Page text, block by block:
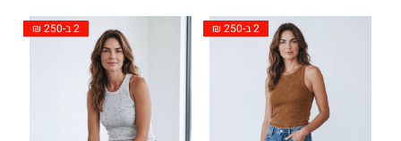
2 ב-250 ₪ 2 ב-250 ₪